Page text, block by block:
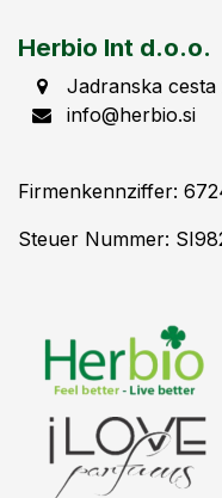
Herbio Int d.o.o.
Jadranska
info@herbio.si
Firmenkennziffer:
Steuer Nummer: